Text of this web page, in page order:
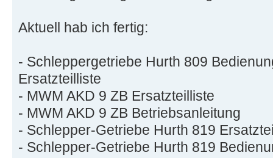
Aktuell hab ich fertig:
- Schleppergetriebe Hurth 809
Ersatzteilliste
- MWM AKD 9 ZB Ersatzteilliste
- MWM AKD 9 ZB Betriebsanleitung
- Schlepper-Getriebe Hurth 819
- Schlepper-Getriebe Hurth 819